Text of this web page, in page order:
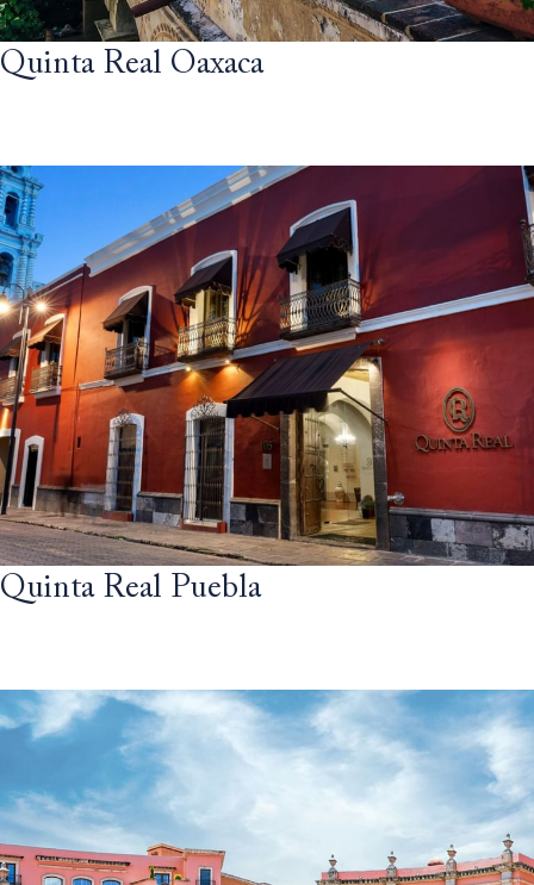
Quinta Real Oaxaca
Quinta Real Puebla